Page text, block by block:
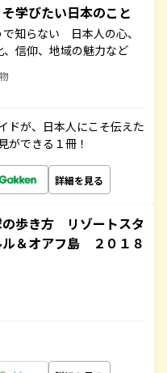
学びたい日本のこと
で知らない 日本人の心、
信仰、地域の魅力など
ドが、日本人にこそ伝えた
ができる１冊！
詳細を見る
歩き方 リゾートスタ
＆オアフ島 ２０１８